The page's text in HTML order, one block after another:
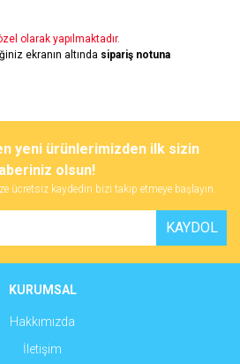
olarak yapılmaktadır.
ekranın altında sipariş notuna
ilk yorumu siz yapın!
Yorum Yaz
ederiz.
veya görüntülenemiyor.
bilgiler bulunuyor.
daha pahalı.
yeni ürünlerimizden ilk sizin
olsun!
ücretsiz kaydedin bizi takip etmeye başlayın.
KAYDOL
KURUMSAL
Hakkımızda
İletişim